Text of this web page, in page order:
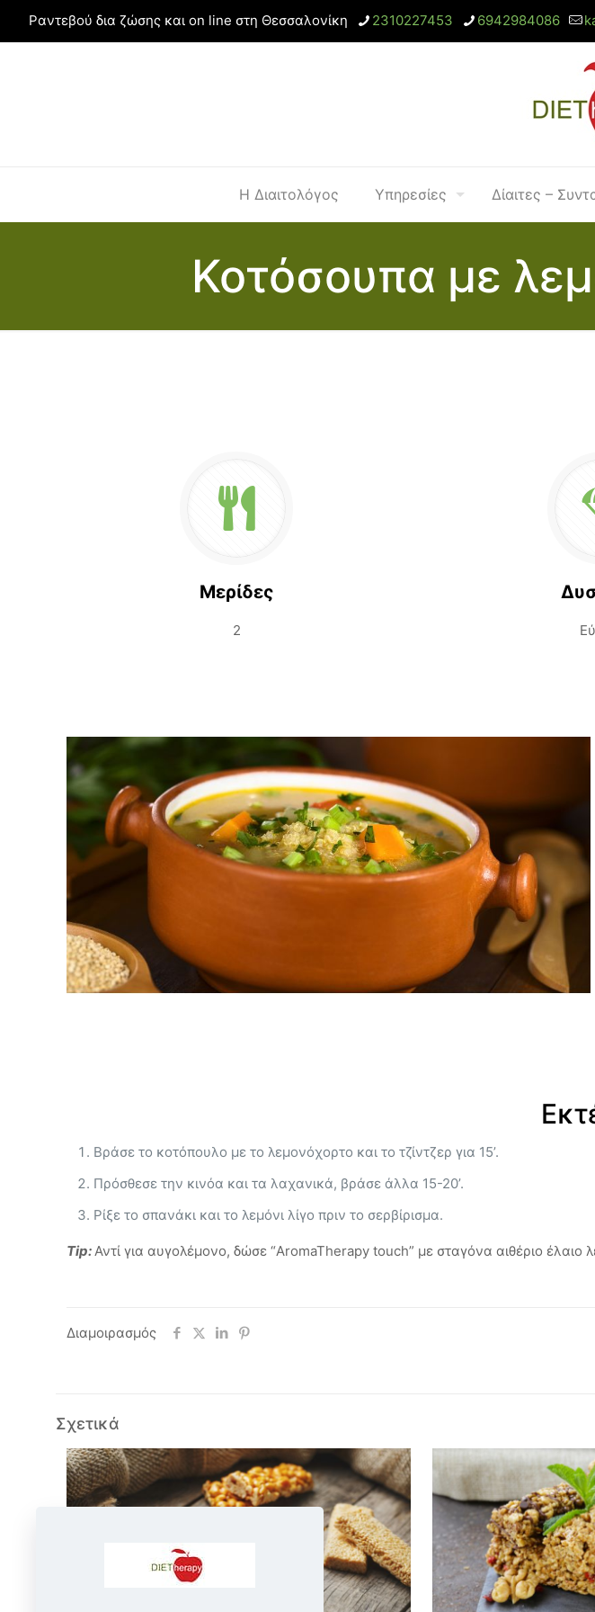
Ραντεβού δια ζώσης και on line στη Θεσσαλονίκη 2310227453 6942984086
Η Διαιτολόγος Υπηρεσίες Δίαιτες –
Κοτόσουπα με
Μερίδες
2
Βράσε το κοτόπουλο με το λεμονόχορτο και το τζίντζερ για 15’.
Πρόσθεσε την κινόα και τα λαχανικά, βράσε άλλα 15-20’.
Ρίξε το σπανάκι και το λεμόνι λίγο πριν το σερβίρισμα.
Tip:Αντί για αυγολέμονο, δώσε “AromaTherapy touch” με σταγόνα αιθέριο
Διαμοιρασμός
Σχετικά